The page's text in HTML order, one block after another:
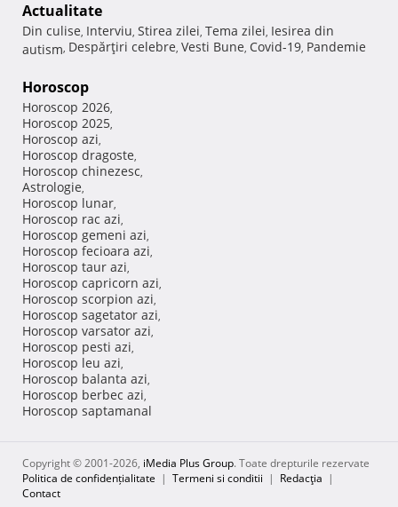
Actualitate
Din culise, Interviu, Stirea zilei, Tema zilei, Iesirea din
autism, Despărţiri celebre, Vesti Bune, Covid-19, Pandemie
Horoscop
Horoscop 2026,
Horoscop 2025,
Horoscop azi,
Horoscop dragoste,
Horoscop chinezesc,
Astrologie,
Horoscop lunar,
Horoscop rac azi,
Horoscop gemeni azi,
Horoscop fecioara azi,
Horoscop taur azi,
Horoscop capricorn azi,
Horoscop scorpion azi,
Horoscop sagetator azi,
Horoscop varsator azi,
Horoscop pesti azi,
Horoscop leu azi,
Horoscop balanta azi,
Horoscop berbec azi,
Horoscop saptamanal
Copyright © 2001-2026, iMedia Plus Group. Toate drepturile rezervate
Politica de confidențialitate | Termeni si conditii | Redacţia |
Contact